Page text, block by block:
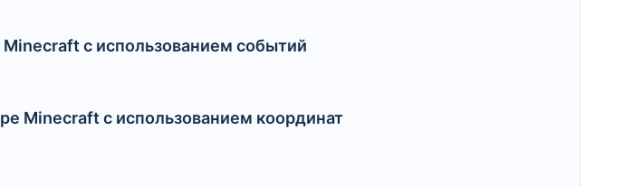
с использованием событий
Minecraft с использованием координат